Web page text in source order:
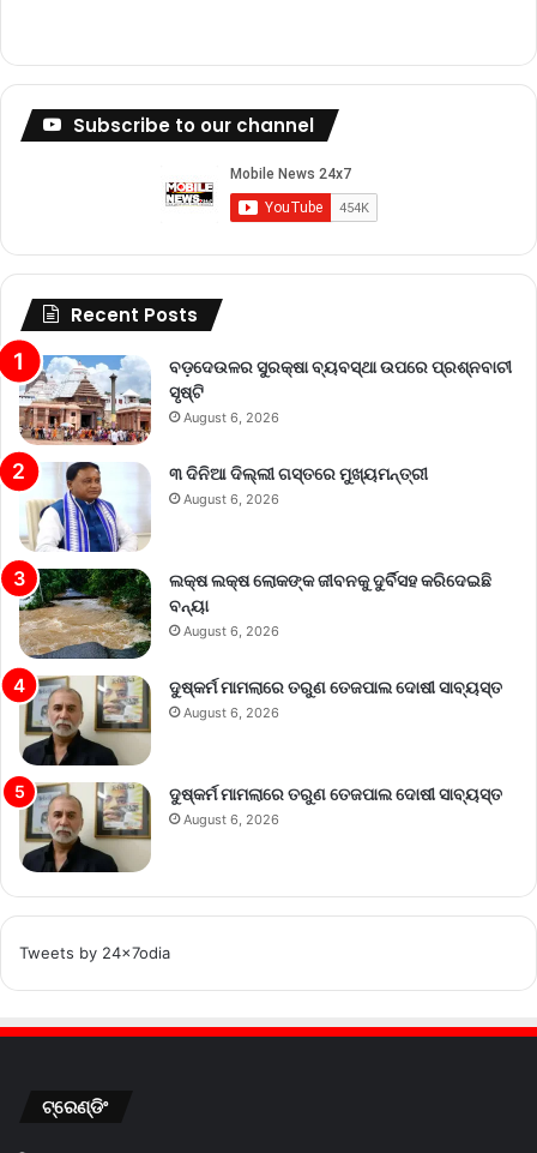
Subscribe to our channel
Recent Posts
ବଡ଼ଦେଉଳର ସୁରକ୍ଷା ବ୍ୟବସ୍ଥା ଉପରେ ପ୍ରଶ୍ନବାଚୀ
ସୃଷ୍ଟି
August 6, 2026
୩ ଦିନିଆ ଦିଲ୍ଲୀ ଗସ୍ତରେ ମୁଖ୍ୟମନ୍ତ୍ରୀ
August 6, 2026
ଲକ୍ଷ ଲକ୍ଷ ଲୋକଙ୍କ ଜୀବନକୁ ଦୁର୍ବିସହ କରିଦେଇଛି
ବନ୍ୟା
August 6, 2026
ଦୁଷ୍କର୍ମ ମାମଲାରେ ତରୁଣ ତେଜପାଲ ଦୋଷୀ ସାବ୍ୟସ୍ତ
August 6, 2026
ଦୁଷ୍କର୍ମ ମାମଲାରେ ତରୁଣ ତେଜପାଲ ଦୋଷୀ ସାବ୍ୟସ୍ତ
August 6, 2026
Tweets by 24x7odia
ଟ୍ରେଣ୍ଡିଂ